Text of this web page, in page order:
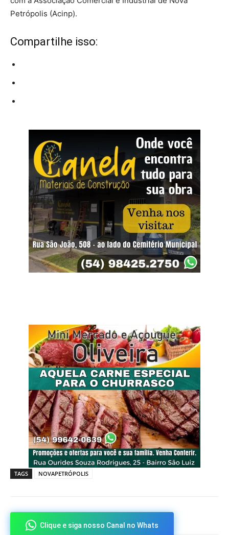
Petrópolis (Acinp).
Compartilhe isso:
TAGS NOVAPETRÓPOLIS
Clique e siga nosso Canal no Whats